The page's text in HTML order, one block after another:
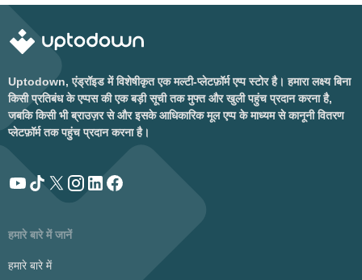
Uptodown, एंड्रॉइड में विशेषीकृत एक मल्टी-प्लेटफ़ॉर्म एप्प स्टोर है। हमारा लक्ष्य बिना
किसी प्रतिबंध के एप्पस की एक बड़ी सूची तक मुफ्त और खुली पहुंच प्रदान करना है,
जबकि किसी भी ब्राउज़र से और इसके आधिकारिक मूल एप्प के माध्यम से कानूनी वितरण
प्लेटफ़ॉर्म तक पहुंच प्रदान करना है।
हमारे बारे में जानें
हमारे बारे में